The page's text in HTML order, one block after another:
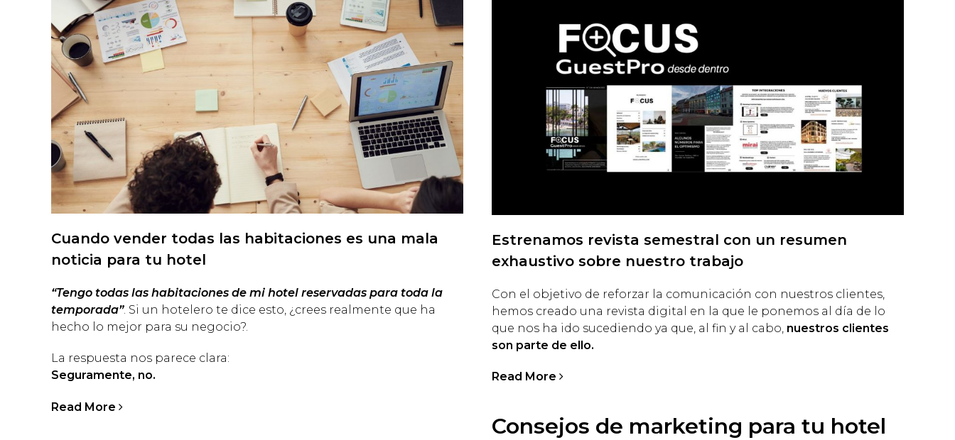
Cuando vender todas las habitaciones es una mala
noticia para tu hotel
“Tengo todas las habitaciones de mi hotel reservadas para toda la
temporada”. Si un hotelero te dice esto, ¿crees realmente que ha
hecho lo mejor para su negocio?.
La respuesta nos parece clara:
Seguramente, no.
Read More
Estrenamos revista semestral con un resumen
exhaustivo sobre nuestro trabajo
Con el objetivo de reforzar la comunicación con nuestros clientes,
hemos creado una revista digital en la que le ponemos al día de lo
que nos ha ido sucediendo ya que, al fin y al cabo, nuestros clientes
son parte de ello.
Read More
Consejos de marketing para tu hotel